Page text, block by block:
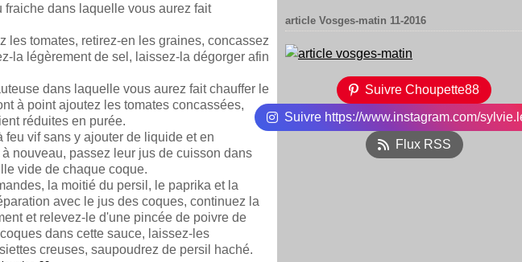
fraiche dans laquelle vous aurez fait
les tomates, retirez-en les graines, concassez
la légèrement de sel, laissez-la dégorger afin
dans laquelle vous aurez fait chauffer le
à point ajoutez les tomates concassées,
réduites en purée.
vif sans y ajouter de liquide et en
nouveau, passez leur jus de cuisson dans
vide de chaque coque.
la moitié du persil, le paprika et la
avec le jus des coques, continuez la
et relevez-le d'une pincée de poivre de
dans cette sauce, laissez-les
creuses, saupoudrez de persil haché.
article Vosges-matin 11-2016
Suivre Choupette88
Suivre https://www.instagram.com/
Flux RSS